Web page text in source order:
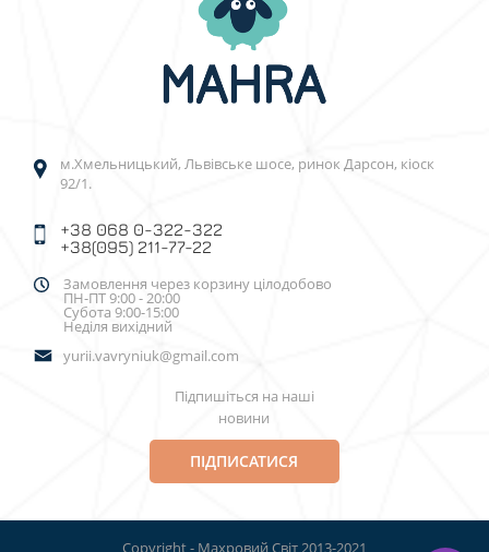
м.Хмельницький, Львівське шосе, ринок Дарсон, кіоск
92/1.
+38 068 0-322-322
+38(095) 211-77-22
Замовлення через корзину цілодобово
ПН-ПТ 9:00 - 20:00
Субота 9:00-15:00
Неділя вихідний
yurii.vavryniuk@gmail.com
Підпишіться на наші
новини
ПІДПИСАТИСЯ
Copyright - Махровий Світ 2013-2021